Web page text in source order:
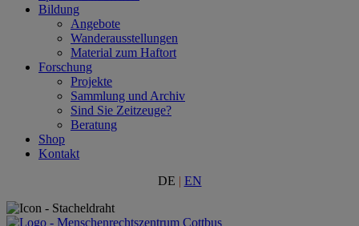
Bildung
Angebote
Wanderausstellungen
Material zum Haftort
Forschung
Projekte
Sammlung und Archiv
Sind Sie Zeitzeuge?
Beratung
Shop
Kontakt
DE | EN